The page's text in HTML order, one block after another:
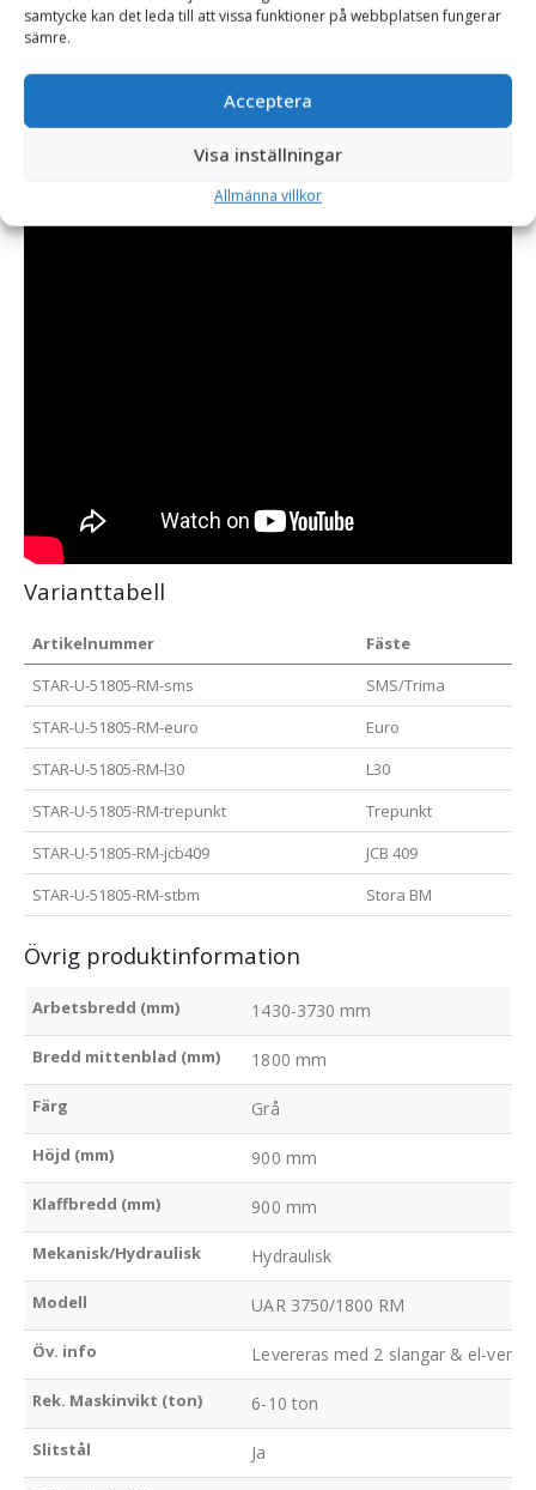
samtycke kan det leda till att vissa funktioner på webbplatsen fungerar
sämre.
Acceptera
Visa inställningar
Allmänna villkor
Varianttabell
Artikelnummer
Fäste
STAR-U-51805-RM-sms
SMS/Trima
STAR-U-51805-RM-euro
Euro
STAR-U-51805-RM-l30
L30
STAR-U-51805-RM-trepunkt
Trepunkt
STAR-U-51805-RM-jcb409
JCB 409
STAR-U-51805-RM-stbm
Stora BM
Övrig produktinformation
Arbetsbredd (mm) 1430-3730 mm
Bredd mittenblad (mm) 1800 mm
Färg Grå
Höjd (mm) 900 mm
Klaffbredd (mm) 900 mm
Mekanisk/Hydraulisk Hydraulisk
Modell UAR 3750/1800 RM
Öv. info Levereras med 2 slangar & el-
Rek. Maskinvikt (ton) 6-10 ton
Slitstål Ja